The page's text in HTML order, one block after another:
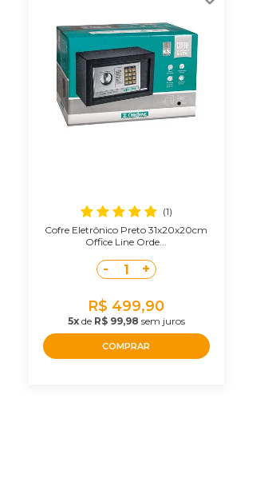
(1)
Cofre Eletrônico Preto 31x20x20cm
Office Line Orde...
- 1 +
R$ 499,90
5xde R$ 99,98 sem juros
COMPRAR